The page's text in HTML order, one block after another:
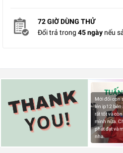
72 GIỜ DÙNG THỬ
Đổi trả trong 45 ngày nếu
Mới đổi con
lên ip12 bên
rất tốt và
mình nữa.
phát đạt và
nha.